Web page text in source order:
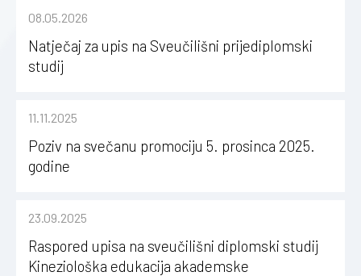
08.05.2026
Natječaj za upis na Sveučilišni prijediplomski
studij
11.11.2025
Poziv na svečanu promociju 5. prosinca 2025.
godine
23.09.2025
Raspored upisa na sveučilišni diplomski studij
Kineziološka edukacija akademske